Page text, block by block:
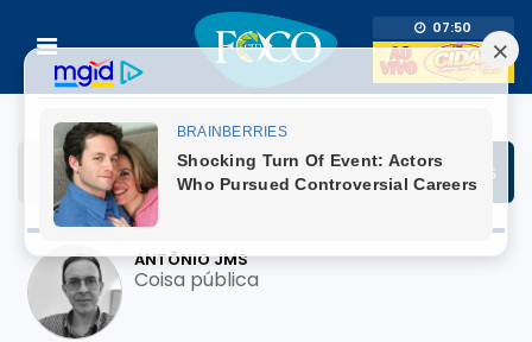
07:50
BLOG DA REDAÇÃO
Lula atuou para a neutralidade do PP de